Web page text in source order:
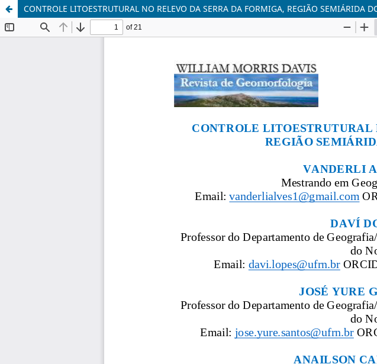
CONTROLE LITOESTRUTURAL NO RELEVO DA SERRA DA FORMIGA, REGIÃO SEMIÁRIDA